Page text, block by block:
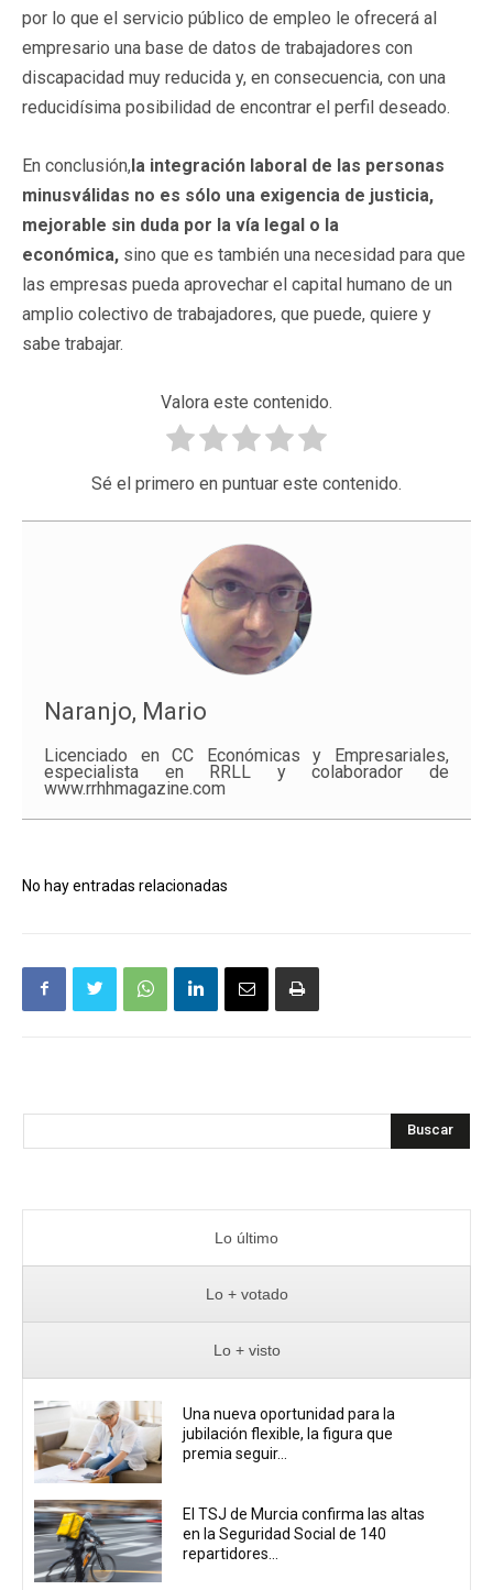
por lo que el servicio público de empleo le ofrecerá al
empresario una base de datos de trabajadores con
discapacidad muy reducida y, en consecuencia, con una
reducidísima posibilidad de encontrar el perfil deseado.
En conclusión,la integración laboral de las personas
minusválidas no es sólo una exigencia de justicia,
mejorable sin duda por la vía legal o la
económica, sino que es también una necesidad para que
las empresas pueda aprovechar el capital humano de un
amplio colectivo de trabajadores, que puede, quiere y
sabe trabajar.
Valora este contenido.
Sé el primero en puntuar este contenido.
Naranjo, Mario
Licenciado en CC Económicas y Empresariales,
especialista en RRLL y colaborador de
www.rrhhmagazine.com
No hay entradas relacionadas
Buscar
Lo último
Lo + votado
Lo + visto
Una nueva oportunidad para la
jubilación flexible, la figura que
premia seguir...
El TSJ de Murcia confirma las altas
en la Seguridad Social de 140
repartidores...